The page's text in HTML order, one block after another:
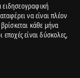
ειδησεογραφική
να είναι πλέον
κάθε μήνα
είναι δύσκολες,